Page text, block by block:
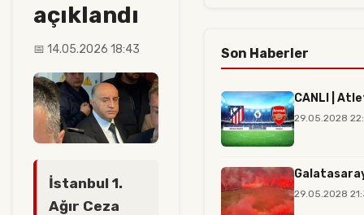
açıklandı
📅 14.05.2026 18:43
İstanbul 1.
Ağır Ceza
Son Haberler
CANLI |
29.05.2028
29.05.2028